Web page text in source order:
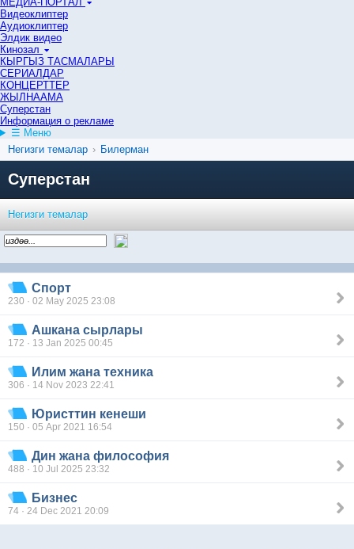
Видеоклиптер
Аудиоклиптер
Элдик видео
Кинозал
КЫРГЫЗ ТАСМАЛАРЫ
СЕРИАЛДАР
КОНЦЕРТТЕР
ЖЫЛНААМА
Суперстан
Информация о рекламе
☰ Меню
Негизги темалар › Билерман
Суперстан
Негизги темалар
Спорт
230 · 02 May 2025 23:08
Ашкана сырлары
172 · 13 Jan 2025 00:45
Илим жана техника
306 · 14 Nov 2023 22:41
Юристтин кенеши
150 · 05 Apr 2021 16:54
Дин жана философия
488 · 10 Jul 2025 23:32
Бизнес
74 · 24 Dec 2021 20:09